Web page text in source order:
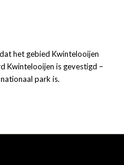
het gebied Kwintelooijen
Kwintelooijen is gevestigd –
park is.